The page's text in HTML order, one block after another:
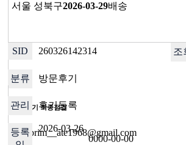
서울 성북구2026-03-29배송
260326142314
방문후기
방문후기 최종점검
ID : prim__ate1968@gmail.com
후기등록
2026-03-26
0000-00-00